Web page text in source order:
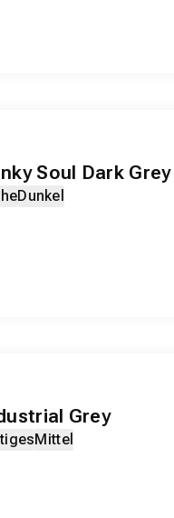
Soul Dark Grey
Dunkel
Grey
Mittel